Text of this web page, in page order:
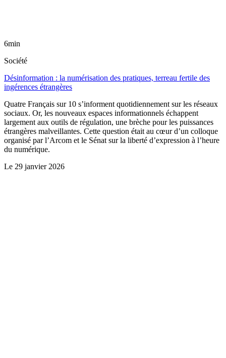
6min
Société
Désinformation : la numérisation des pratiques, terreau fertile des
ingérences étrangères
Quatre Français sur 10 s’informent quotidiennement sur les réseaux
sociaux. Or, les nouveaux espaces informationnels échappent
largement aux outils de régulation, une brèche pour les puissances
étrangères malveillantes. Cette question était au cœur d’un colloque
organisé par l’Arcom et le Sénat sur la liberté d’expression à l’heure
du numérique.
Le 29 janvier 2026